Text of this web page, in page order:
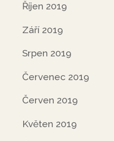
Říjen 2019
Září 2019
Srpen 2019
Červenec 2019
Červen 2019
Květen 2019